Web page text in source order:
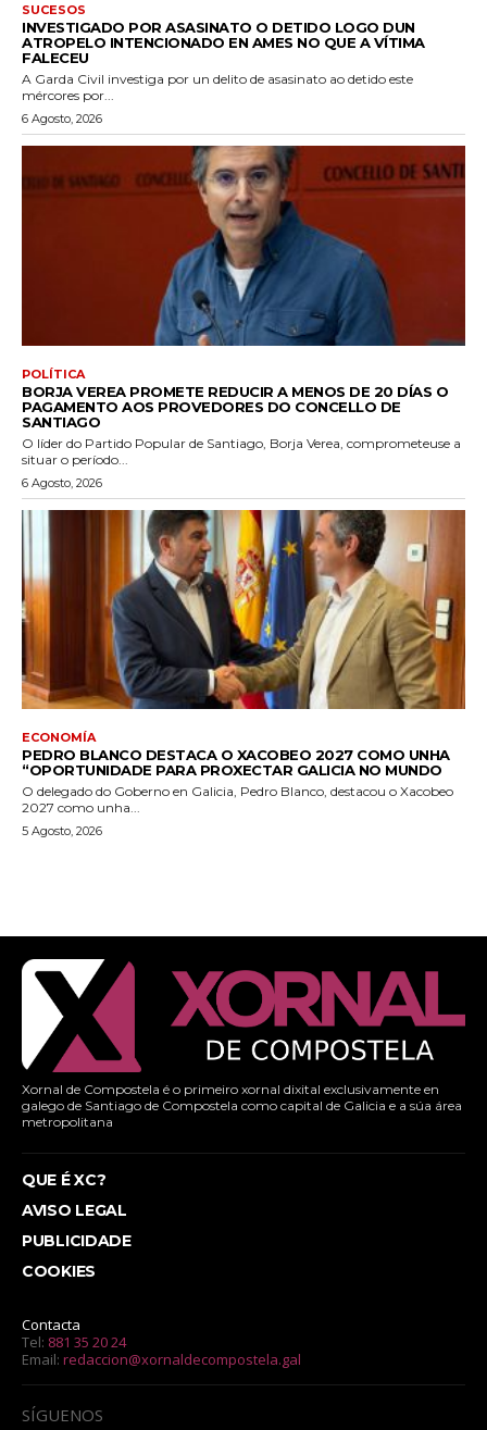
SUCESOS
INVESTIGADO POR ASASINATO O DETIDO LOGO DUN
ATROPELO INTENCIONADO EN AMES NO QUE A VÍTIMA
FALECEU
A Garda Civil investiga por un delito de asasinato ao detido este
mércores por...
6 Agosto, 2026
POLÍTICA
BORJA VEREA PROMETE REDUCIR A MENOS DE 20 DÍAS O
PAGAMENTO AOS PROVEDORES DO CONCELLO DE
SANTIAGO
O líder do Partido Popular de Santiago, Borja Verea, comprometeuse a
situar o período...
6 Agosto, 2026
ECONOMÍA
PEDRO BLANCO DESTACA O XACOBEO 2027 COMO UNHA
“OPORTUNIDADE PARA PROXECTAR GALICIA NO MUNDO
O delegado do Goberno en Galicia, Pedro Blanco, destacou o Xacobeo
2027 como unha...
5 Agosto, 2026
Xornal de Compostela é o primeiro xornal dixital exclusivamente en
galego de Santiago de Compostela como capital de Galicia e a súa área
metropolitana
QUE É XC?
AVISO LEGAL
PUBLICIDADE
COOKIES
Contacta
Tel: 881 35 20 24
Email: redaccion@xornaldecompostela.gal
SÍGUENOS